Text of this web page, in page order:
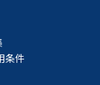
条件